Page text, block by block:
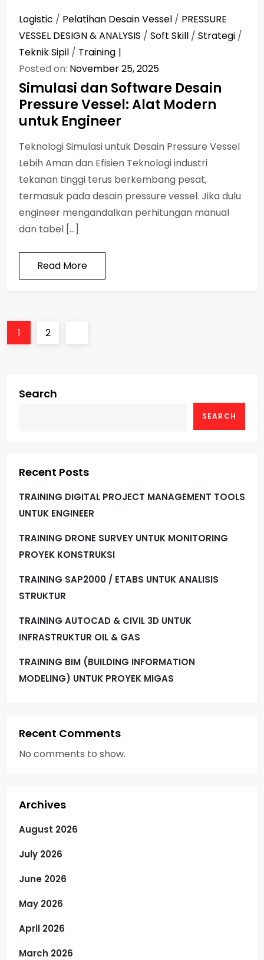
Logistic / Pelatihan Desain Vessel / PRESSURE
VESSEL DESIGN & ANALYSIS / Soft Skill / Strategi /
Teknik Sipil / Training
Posted on: November 25, 2025
Simulasi dan Software Desain
Pressure Vessel: Alat Modern
untuk Engineer
Teknologi Simulasi untuk Desain Pressure Vessel
Lebih Aman dan Efisien Teknologi industri
tekanan tinggi terus berkembang pesat,
termasuk pada desain pressure vessel. Jika dulu
engineer mengandalkan perhitungan manual
dan tabel […]
Read More
P
p
a
g
a
Page
1 Page
2
Search
SEARCH
Recent Posts
TRAINING DIGITAL PROJECT MANAGEMENT TOOLS
UNTUK ENGINEER
TRAINING DRONE SURVEY UNTUK MONITORING
PROYEK KONSTRUKSI
TRAINING SAP2000 / ETABS UNTUK ANALISIS
STRUKTUR
TRAINING AUTOCAD & CIVIL 3D UNTUK
INFRASTRUKTUR OIL & GAS
TRAINING BIM (BUILDING INFORMATION
MODELING) UNTUK PROYEK MIGAS
Recent Comments
No comments to show.
Archives
August 2026
July 2026
June 2026
May 2026
April 2026
March 2026